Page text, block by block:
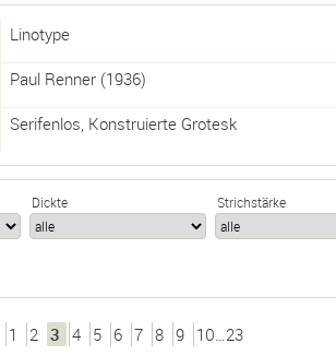
Linotype
Paul Renner(1936)
Serifenlos, Konstruierte Grotesk
Dickte Strichstärke
1 2 3 4 5 6 7 8 9 10…23